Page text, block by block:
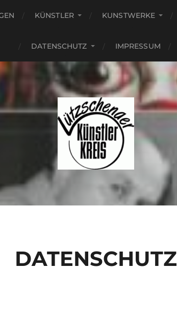
KÜNSTLER KUNSTWERKE
DATENSCHUTZ IMPRESSUM
DATENSCHUTZ